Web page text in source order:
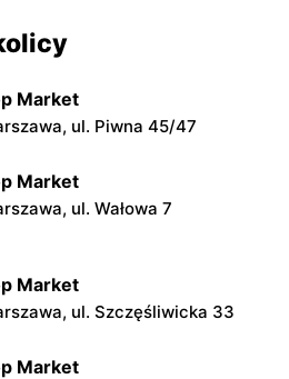
Market
ul. Piwna 45/47
Market
ul. Wałowa 7
Market
ul. Szczęśliwicka 33
Market